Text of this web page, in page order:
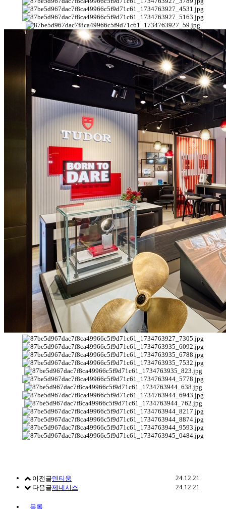
이전글덴티움
24.12.21
다음글제네시스 24.12.21
목록